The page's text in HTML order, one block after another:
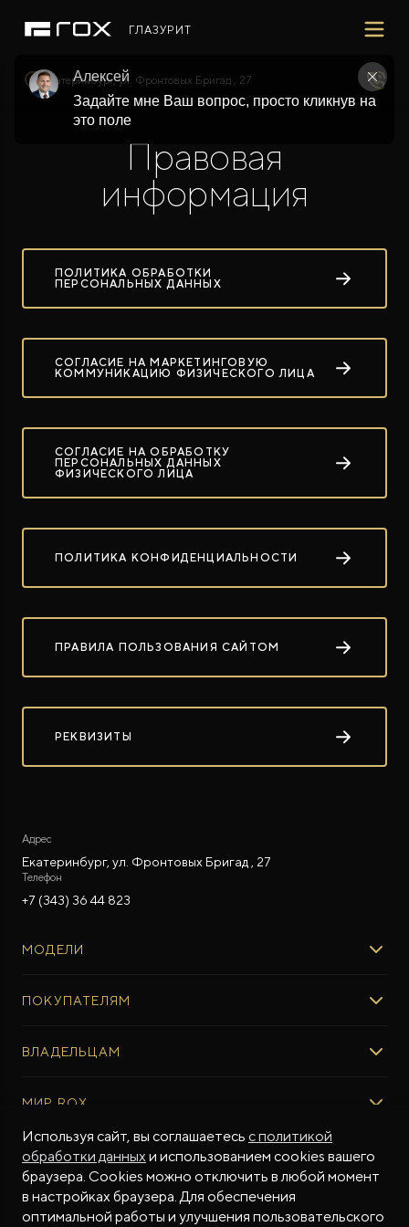
ГЛАЗУРИТ
Екатеринбург, ул. Фронтовых Бригад , 27
МОДЕЛИ
Гибридный внедорожник премиум-класса
ROX ADAMAS
Совершенно новый флагманский внедорожник
ПОКУПАТЕЛЯМ
ВЫБОР И ПОКУПКА
ФИНАНСЫ И УСЛУГИ
ВЛАДЕЛЬЦАМ
СЕРВИС
МИР ROX
О БРЕНДЕ
СОТРУДНИЧЕСТВО
Правовая
информация
ПОЛИТИКА ОБРАБОТКИ
ПЕРСОНАЛЬНЫХ ДАННЫХ
СОГЛАСИЕ НА МАРКЕТИНГОВУЮ
КОММУНИКАЦИЮ ФИЗИЧЕСКОГО ЛИЦА
СОГЛАСИЕ НА ОБРАБОТКУ
ПЕРСОНАЛЬНЫХ ДАННЫХ
ФИЗИЧЕСКОГО ЛИЦА
ПОЛИТИКА КОНФИДЕНЦИАЛЬНОСТИ
ПРАВИЛА ПОЛЬЗОВАНИЯ САЙТОМ
РЕКВИЗИТЫ
Адрес
Екатеринбург, ул. Фронтовых Бригад , 27
Телефон
+7 (343) 36 44 823
МОДЕЛИ
ROX ADAMAS
ПОКУПАТЕЛЯМ
Авто в наличии
Тест-драйв
Специальные предложения
ФИНАНСЫ И УСЛУГИ
Финансовые программы
Рассчитать кредит
ВЛАДЕЛЬЦАМ
Регламент ТО
Программное обеспечение
ПОДДЕРЖКА
Гарантия производителя
МИР ROX
О БРЕНДЕ
Бренд ROX
Дизайн Pininfarina
МЫ В СОЦСЕТЯХ
Используя сайт, вы соглашаетесь с политикой
обработки данныхи использованием cookies вашего
браузера. Cookies можно отключить в любой момент
в настройках браузера. Для обеспечения
оптимальной работы и улучшения пользовательского
Алексей
Задайте мне Ваш вопрос, просто кликнув на
это поле